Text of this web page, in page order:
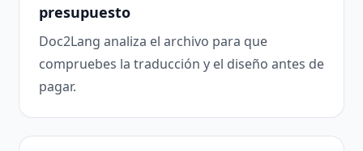
presupuesto
Doc2Lang analiza el archivo para que
compruebes la traducción y el diseño antes de
pagar.